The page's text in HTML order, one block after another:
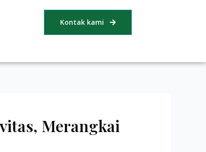
Kontak kami
Merangkai